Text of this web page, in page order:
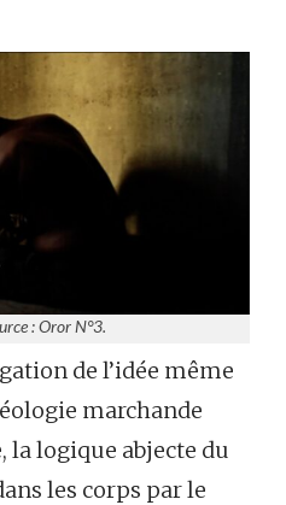
: Oror N°3.
de l’idée même
marchande
la logique abjecte du
les corps par le